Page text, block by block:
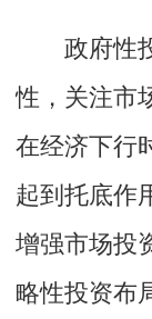
政府性投
性，关注市
在经济下行
起到托底作
增强市场投
略性投资布